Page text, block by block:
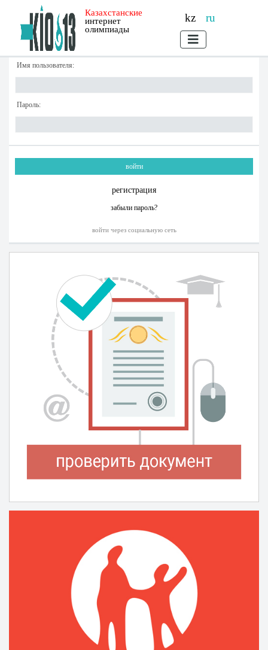
Казахстанские
интернет
олимпиады
kz ru
Имя пользователя:
Пароль:
регистрация
забыли пароль?
войти через социальную сеть